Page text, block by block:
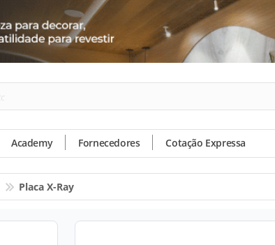
Academy Fornecedores Cotação Expressa
Placa X-Ray